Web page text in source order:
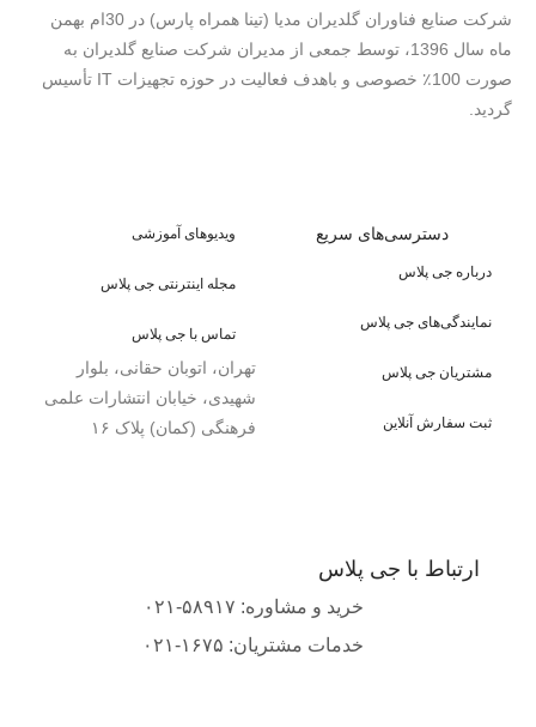
شرکت صنایع فناوران گلدیران مدیا (تینا همراه پارس) در 30ام بهمن
ماه سال 1396، توسط جمعی از مدیران شرکت صنایع گلدیران به
صورت 100٪ خصوصی و باهدف فعالیت در حوزه تجهیزات IT تأسیس
گردید.
دسترسی‌های سریع
درباره جی پلاس
نمایندگی‌های جی پلاس
مشتریان جی پلاس
ثبت سفارش آنلاین
ویدیوهای آموزشی
مجله اینترنتی جی پلاس
تماس با جی پلاس
تهران، اتوبان حقانی، بلوار
شهیدی، خیابان انتشارات علمی
فرهنگی (کمان) پلاک ۱۶
ارتباط با جی پلاس
خرید و مشاوره: ۵۸۹۱۷-۰۲۱
خدمات مشتریان: ۱۶۷۵-۰۲۱